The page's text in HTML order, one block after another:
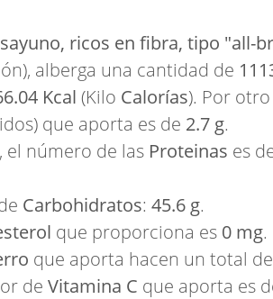
ricos en fibra, tipo "all-
alberga una cantidad de
Kcal (Kilo Calorías). Por
que aporta es de 2.7 g.
el número de las Proteinas es
Carbohidratos: 45.6 g.
que proporciona es 0 mg.
que aporta hacen un total de
de Vitamina C que aporta es